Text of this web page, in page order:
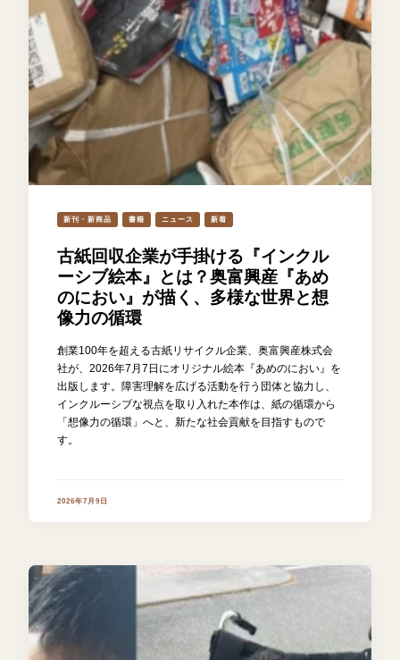
新刊・新商品 書籍 ニュース 新着
古紙回収企業が手掛ける『インクル
ーシブ絵本』とは？奥富興産『あめ
のにおい』が描く、多様な世界と想
像力の循環
創業100年を超える古紙リサイクル企業、奥富興産株式会
社が、2026年7月7日にオリジナル絵本『あめのにおい』を
出版します。障害理解を広げる活動を行う団体と協力し、
インクルーシブな視点を取り入れた本作は、紙の循環から
「想像力の循環」へと、新たな社会貢献を目指すもので
す。
2026年7月9日